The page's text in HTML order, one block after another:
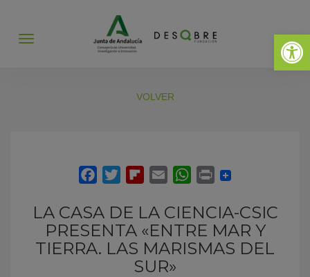
Abrir
Abrir
VOLVER
LA CASA DE LA CIENCIA-CSIC
PRESENTA «ENTRE MAR Y
TIERRA. LAS MARISMAS DEL
SUR»